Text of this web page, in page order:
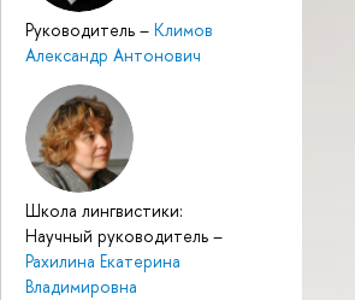
Руководитель – Климов
Александр Антонович
Школа лингвистики:
Научный руководитель –
Рахилина Екатерина
Владимировна